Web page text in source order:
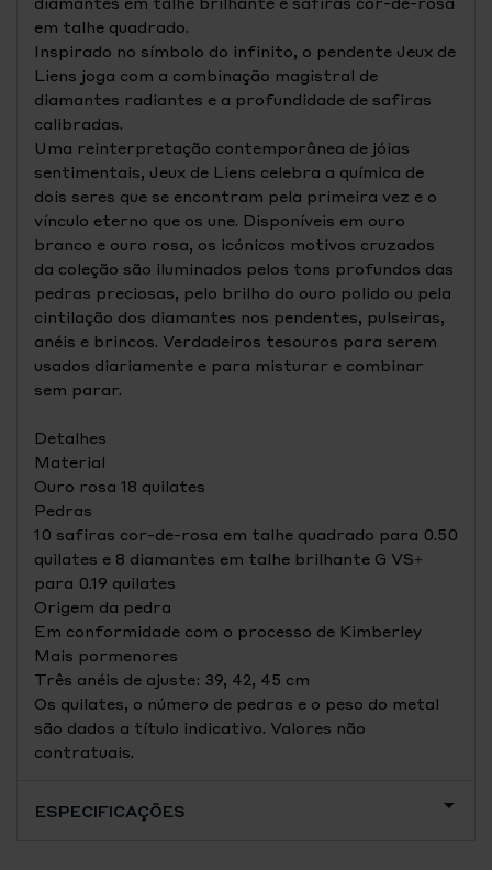
em talhe quadrado.
Inspirado no símbolo do infinito, o pendente Jeux de
Liens joga com a combinação magistral de
diamantes radiantes e a profundidade de safiras
calibradas.
Uma reinterpretação contemporânea de jóias
sentimentais, Jeux de Liens celebra a química de
dois seres que se encontram pela primeira vez e o
vínculo eterno que os une. Disponíveis em ouro
branco e ouro rosa, os icónicos motivos cruzados
da coleção são iluminados pelos tons profundos das
pedras preciosas, pelo brilho do ouro polido ou pela
cintilação dos diamantes nos pendentes, pulseiras,
anéis e brincos. Verdadeiros tesouros para serem
usados diariamente e para misturar e combinar
sem parar.
Detalhes
Material
Ouro rosa 18 quilates
Pedras
10 safiras cor-de-rosa em talhe quadrado para 0.50
quilates e 8 diamantes em talhe brilhante G VS+
para 0.19 quilates
Origem da pedra
Em conformidade com o processo de Kimberley
Mais pormenores
Três anéis de ajuste: 39, 42, 45 cm
Os quilates, o número de pedras e o peso do metal
são dados a título indicativo. Valores não
contratuais.
ESPECIFICAÇÕES